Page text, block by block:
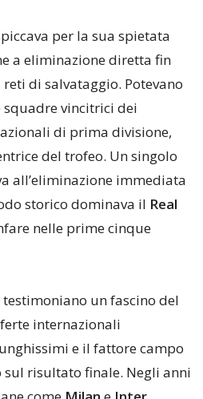
per la sua spietata
a eliminazione diretta fin
di salvataggio. Potevano
vincitrici dei
di prima divisione,
del trofeo. Un singolo
all’eliminazione immediata
storico dominava il Real
nelle prime cinque
testimoniano un fascino del
internazionali
e il fattore campo
risultato finale. Negli anni